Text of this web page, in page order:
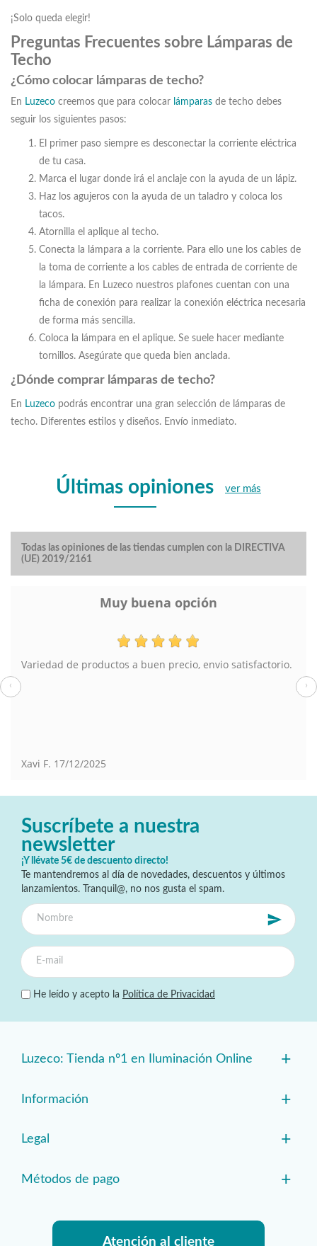
¡Solo queda elegir!
Preguntas Frecuentes sobre Lámparas de
Techo
¿Cómo colocar lámparas de techo?
En Luzeco creemos que para colocar lámparas de techo debes
seguir los siguientes pasos:
El primer paso siempre es desconectar la corriente eléctrica
de tu casa.
Marca el lugar donde irá el anclaje con la ayuda de un lápiz.
Haz los agujeros con la ayuda de un taladro y coloca los
tacos.
Atornilla el aplique al techo.
Conecta la lámpara a la corriente. Para ello une los cables de
la toma de corriente a los cables de entrada de corriente de
la lámpara. En Luzeco nuestros plafones cuentan con una
ficha de conexión para realizar la conexión eléctrica necesaria
de forma más sencilla.
Coloca la lámpara en el aplique. Se suele hacer mediante
tornillos. Asegúrate que queda bien anclada.
¿Dónde comprar lámparas de techo?
En Luzeco podrás encontrar una gran selección de lámparas de
techo. Diferentes estilos y diseños. Envío inmediato.
Últimas opiniones ver más
Todas las opiniones de las tiendas cumplen con la DIRECTIVA
(UE) 2019/2161
Muy buena opción
Variedad de productos a buen precio, envio satisfactorio.
Xavi F. 17/12/2025
‹ ›
Suscríbete a nuestra
newsletter
¡Y llévate 5€ de descuento directo!
Te mantendremos al día de novedades, descuentos y últimos
lanzamientos. Tranquil@, no nos gusta el spam.
He leído y acepto la Política de Privacidad
Luzeco: Tienda nº1 en Iluminación Online +
Información +
Legal +
Métodos de pago +
Atención al cliente